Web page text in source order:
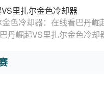
里扎尔金色冷却器
色冷却器：在线看巴丹
丹崛起VS里扎尔金色冷却